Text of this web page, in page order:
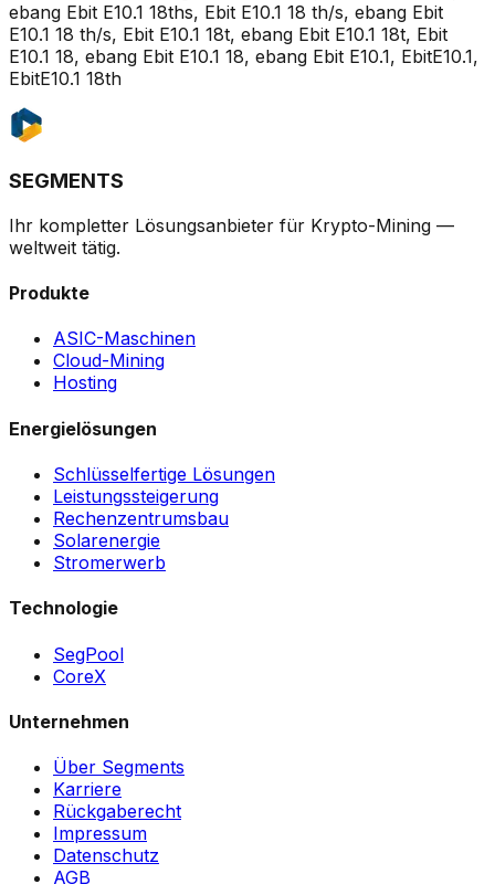
ebang Ebit E10.1 18ths, Ebit E10.1 18 th/s, ebang Ebit
E10.1 18 th/s, Ebit E10.1 18t, ebang Ebit E10.1 18t, Ebit
E10.1 18, ebang Ebit E10.1 18, ebang Ebit E10.1, EbitE10.1,
EbitE10.1 18th
SEGMENTS
Ihr kompletter Lösungsanbieter für Krypto-Mining —
weltweit tätig.
Produkte
ASIC-Maschinen
Cloud-Mining
Hosting
Energielösungen
Schlüsselfertige Lösungen
Leistungssteigerung
Rechenzentrumsbau
Solarenergie
Stromerwerb
Technologie
SegPool
CoreX
Unternehmen
Über Segments
Karriere
Rückgaberecht
Impressum
Datenschutz
AGB